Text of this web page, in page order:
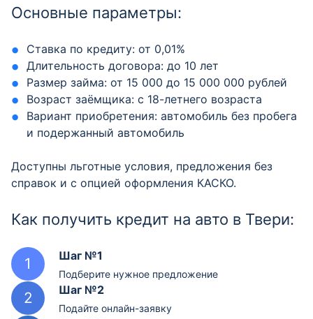
Основные параметры:
Ставка по кредиту: от 0,01%
Длительность договора: до 10 лет
Размер займа: от 15 000 до 15 000 000 рублей
Возраст заёмщика: с 18-летнего возраста
Вариант приобретения: автомобиль без пробега
и подержанный автомобиль
Доступны льготные условия, предложения без
справок и с опцией оформления КАСКО.
Как получить кредит на авто в Твери:
Шаг №1
Подберите нужное предложение
Шаг №2
Подайте онлайн-заявку